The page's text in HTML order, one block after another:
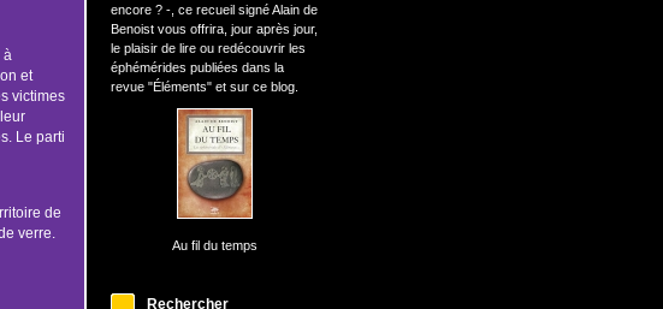
encore ? -, ce recueil signé Alain de
Benoist vous offrira, jour après jour,
le plaisir de lire ou redécouvrir les
éphémérides publiées dans la
revue "Éléments" et sur ce blog.
Au fil du temps
Rechercher
à
et
victimes
Le parti
de
verre.